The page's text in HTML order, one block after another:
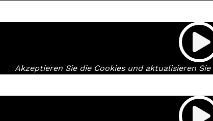
Akzeptieren Sie die Cookies und aktualisieren